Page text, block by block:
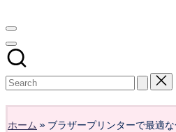
ホーム » ブラザープリンターで最適